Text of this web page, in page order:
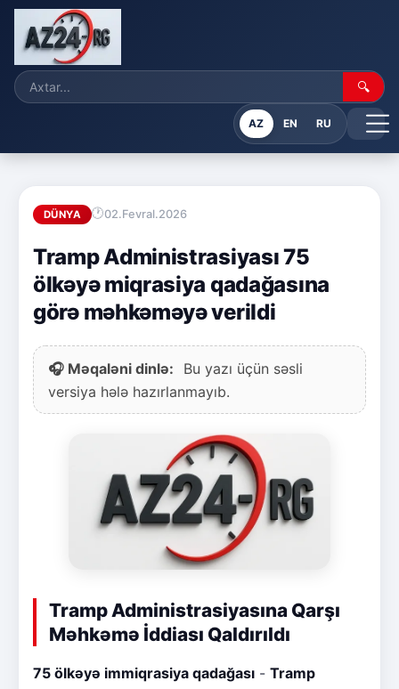
🔍
AZ EN RU
DÜNYA 02.Fevral.2026
Tramp Administrasiyası 75
ölkəyə miqrasiya qadağasına
görə məhkəməyə verildi
🎧 Məqaləni dinlə:
Bu yazı üçün səsli
versiya hələ hazırlanmayıb.
Tramp Administrasiyasına Qarşı
Məhkəmə İddiası Qaldırıldı
75 ölkəyə immiqrasiya qadağası - Tramp